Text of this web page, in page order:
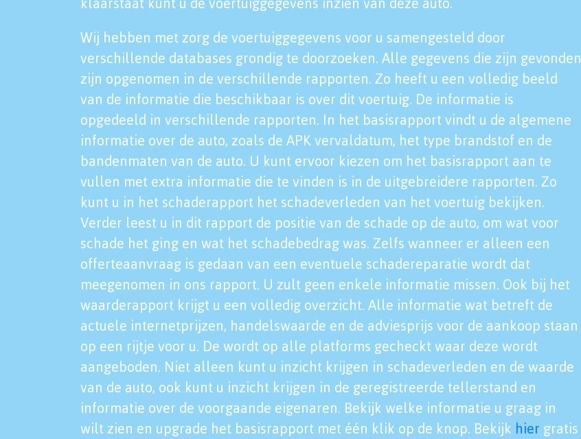
Wij hebben met zorg de voertuiggegevens voor u samengesteld door
verschillende databases grondig te doorzoeken. Alle gegevens die zijn gevonden
zijn opgenomen in de verschillende rapporten. Zo heeft u een volledig beeld
van de informatie die beschikbaar is over dit voertuig. De informatie is
opgedeeld in verschillende rapporten. In het basisrapport vindt u de algemene
informatie over de auto, zoals de APK vervaldatum, het type brandstof en de
bandenmaten van de auto. U kunt ervoor kiezen om het basisrapport aan te
vullen met extra informatie die te vinden is in de uitgebreidere rapporten. Zo
kunt u in het schaderapport het schadeverleden van het voertuig bekijken.
Verder leest u in dit rapport de positie van de schade op de auto, om wat voor
schade het ging en wat het schadebedrag was. Zelfs wanneer er alleen een
offerteaanvraag is gedaan van een eventuele schadereparatie wordt dat
meegenomen in ons rapport. U zult geen enkele informatie missen. Ook bij het
waarderapport krijgt u een volledig overzicht. Alle informatie wat betreft de
actuele internetprijzen, handelswaarde en de adviesprijs voor de aankoop staan
op een rijtje voor u. De wordt op alle platforms gecheckt waar deze wordt
aangeboden. Niet alleen kunt u inzicht krijgen in schadeverleden en de waarde
van de auto, ook kunt u inzicht krijgen in de geregistreerde tellerstand en
informatie over de voorgaande eigenaren. Bekijk welke informatie u graag in
wilt zien en upgrade het basisrapport met één klik op de knop. Bekijk hier gratis